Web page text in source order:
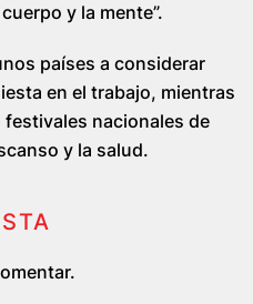
y la mente”.
países a considerar
en el trabajo, mientras
nacionales de
y la salud.